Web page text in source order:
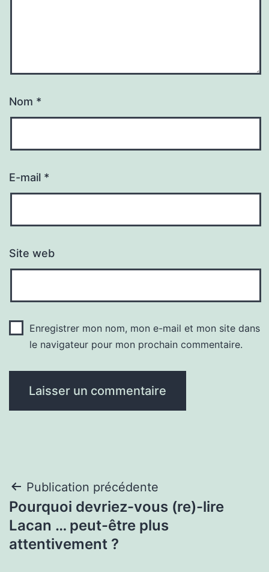
Nom *
E-mail *
Site web
Enregistrer mon nom, mon e-mail et mon site dans
le navigateur pour mon prochain commentaire.
Navigation
de
l’article
Publication précédente
Pourquoi devriez-vous (re)-lire
Lacan … peut-être plus
attentivement ?